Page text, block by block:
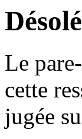
Le
cette
jugée